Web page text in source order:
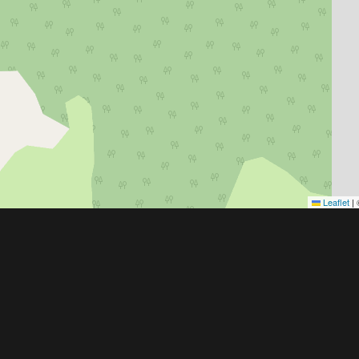
Leaflet |